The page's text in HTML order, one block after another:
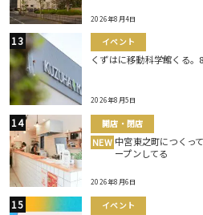
2026年8月4日
イベント
くずはに移動科学館くる。
2026年8月5日
開店・閉店
NEW 中宮東之町につくっ
ープンしてる
2026年8月6日
イベント